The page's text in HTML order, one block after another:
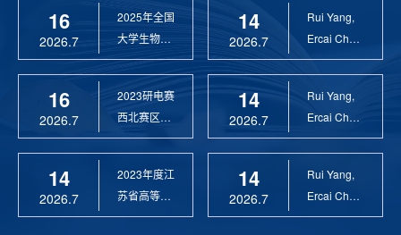
16
2026.7
2025年全国
大学生物联
网设计竞赛
16
2026.7
2023研电赛
西北赛区优
秀指导教师
14
2026.7
2023年度江
苏省高等学
校科学技术
14
2026.7
Rui Yang,
Ercai Chen
and
14
2026.7
Rui Yang,
Ercai Chen
and
14
2026.7
Rui Yang,
Ercai Chen
and